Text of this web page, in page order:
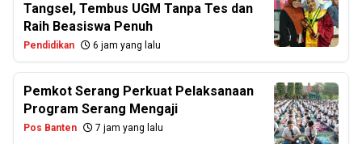
Tangsel, Tembus UGM Tanpa Tes dan
Raih Beasiswa Penuh
Pendidikan 6 jam yang lalu
Pemkot Serang Perkuat Pelaksanaan
Program Serang Mengaji
Pos Banten 7 jam yang lalu